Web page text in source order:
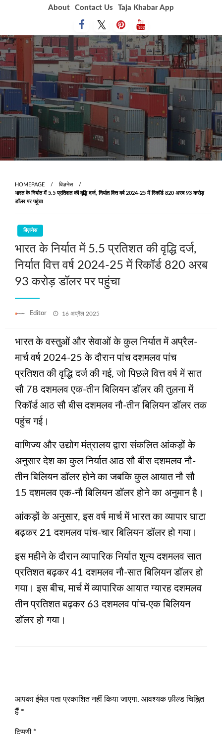
About Contact Us Taja Khabar App
HOMEPAGE
बिज़नेस
भारत के निर्यात में 5.5 प्रतिशत की वृद्धि दर्ज, निर्यात वित्त वर्ष 2024-25 में रिकॉर्ड 820 अरब 93 करोड़
डॉलर पर पहुंचा
बिज़नेस
भारत के निर्यात में 5.5 प्रतिशत की वृद्धि दर्ज,
निर्यात वित्त वर्ष 2024-25 में रिकॉर्ड 820 अरब
93 करोड़ डॉलर पर पहुंचा
Editor
Posted
16 अप्रैल 2025
भारत के वस्तुओं और सेवाओं के कुल निर्यात में अप्रैल-
मार्च वर्ष 2024-25 के दौरान पांच दशमलव पांच
प्रतिशत की वृद्धि दर्ज की गई, जो पिछले वित्त वर्ष में सात
सौ 78 दशमलव एक-तीन बिलियन डॉलर की तुलना में
रिकॉर्ड आठ सौ बीस दशमलव नौ-तीन बिलियन डॉलर तक
पहुंच गई।
वाणिज्य और उद्योग मंत्रालय द्वारा संकलित आंकड़ों के
अनुसार देश का कुल निर्यात आठ सौ बीस दशमलव नौ-
तीन बिलियन डॉलर होने का जबकि कुल आयात नौ सौ
15 दशमलव एक-नौ बिलियन डॉलर होने का अनुमान है।
आंकड़ों के अनुसार, इस वर्ष मार्च में भारत का व्यापार घाटा
बढ़कर 21 दशमलव पांच-चार बिलियन डॉलर हो गया।
इस महीने के दौरान व्यापारिक निर्यात शून्‍य दशमलव सात
प्रतिशत बढ़कर 41 दशमलव नौ-सात बिलियन डॉलर हो
गया। इस बीच, मार्च में व्यापारिक आयात ग्‍यारह दशमलव
तीन प्रतिशत बढ़कर 63 दशमलव पांच-एक बिलियन
डॉलर हो गया।
आपका ईमेल पता प्रकाशित नहीं किया जाएगा. आवश्यक फ़ील्ड चिह्नित
हैं *
टिप्पणी *